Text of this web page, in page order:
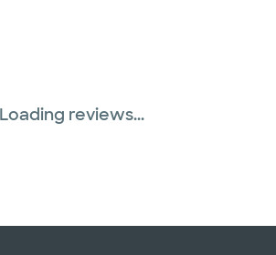
Loading reviews...